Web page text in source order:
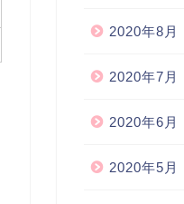
2020年8月
2020年7月
2020年6月
2020年5月